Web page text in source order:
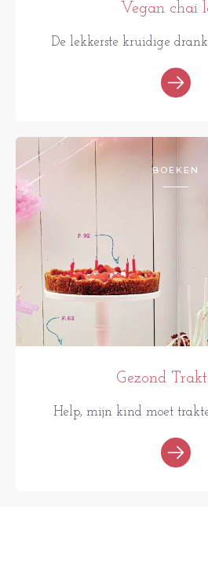
Vegan chai
De lekkerste kruidige drank
BOEKEN
Gezond
Help, mijn kind moet